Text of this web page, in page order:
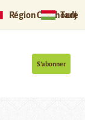
Région Ouïghoure
S’abonner